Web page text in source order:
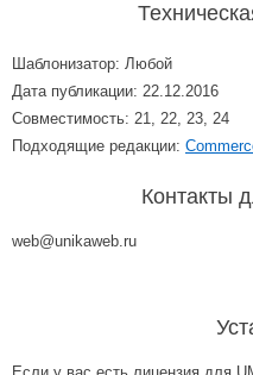
Шаблонизатор: Любой
Дата публикации: 22.12.2016
Совместимость: 21, 22, 23, 24
Подходящие редакции:
Контакты
web@unikaweb.ru